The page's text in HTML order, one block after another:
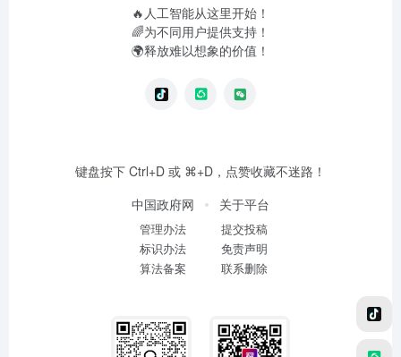
🔥人工智能从这里开始！
🌈为不同用户提供支持！
🌍释放难以想象的价值！
键盘按下 Ctrl+D 或 ⌘+D，点赞收藏不迷路！
中国政府网
管理办法
标识办法
算法备案
关于平台
提交投稿
免责声明
联系删除